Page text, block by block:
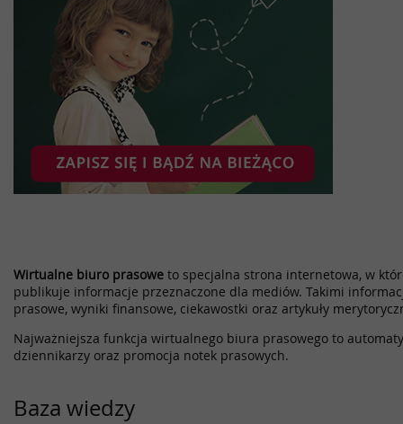
Wirtualne biuro prasowe to specjalna strona internetowa, w
publikuje informacje przeznaczone dla mediów. Takimi
prasowe, wyniki finansowe, ciekawostki oraz artykuły
Najważniejsza funkcja wirtualnego biura prasowego to
dziennikarzy oraz promocja notek prasowych.
Baza wiedzy